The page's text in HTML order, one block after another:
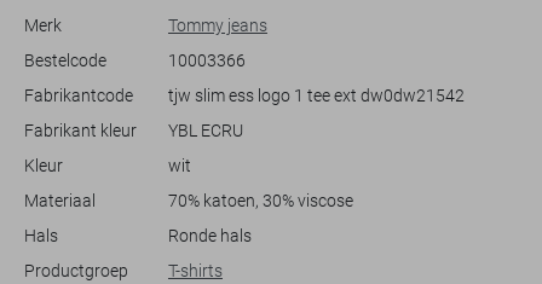
dagelijks gebruik, of je nu gaat voor een relaxte dag thuis of een
spijkerbroek of een meer formele pantalon voor een stijlvolle, maar
ontspannen look. Dankzij de duurzame kwaliteit blijft deze klassieker
meerdere seizoenen in topvorm. Of je nu een dagje in de stad bent of
Merk
Tommy jeans
Bestelcode
10003366
Fabrikantcode
tjw slim ess logo 1 tee ext dw0dw21542
Fabrikant kleur
YBL ECRU
Kleur
wit
Materiaal
70% katoen, 30% viscose
Hals
Ronde hals
Productgroep
T-shirts